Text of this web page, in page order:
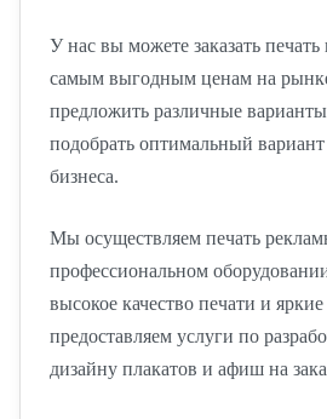
У нас вы можете заказать
самым выгодным ценам на
предложить различные
подобрать оптимальный
бизнеса.
Мы осуществляем печать
профессиональном
высокое качество печати и
предоставляем услуги по
дизайну плакатов и афиш на